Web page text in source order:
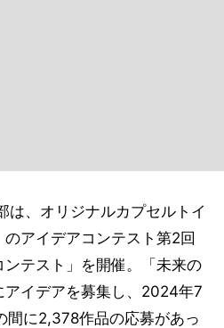
は、オリジナルカプセルトイ
アイデアコンテスト第2回
ンテスト」を開催。「未来の
アイデアを募集し、2024年7
間に2,378作品の応募があっ